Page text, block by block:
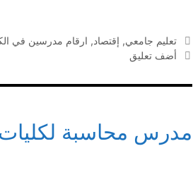
التصنيفات
تعليم جامعي, إقتصاد, ارقام مدرسين في
أضف تعليق
مدرس محاسبة لكليات